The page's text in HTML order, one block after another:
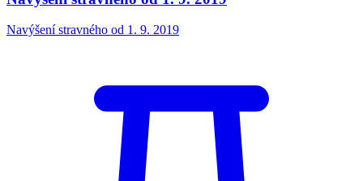
Navýšení stravného od 1. 9. 2019